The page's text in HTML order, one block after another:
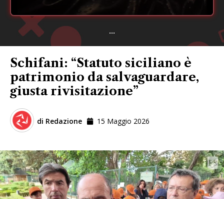
...
Schifani: “Statuto siciliano è
patrimonio da salvaguardare,
giusta rivisitazione”
di Redazione 15 Maggio 2026